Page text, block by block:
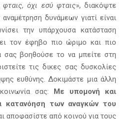
όχι εσύ φταις», διακόψτε
δυνάμεων γιατί είναι
την υπάρχουσα κατάσταση
τον έφηβο πιο ώριμο και πιο
σας βοηθούσε το να μπείτε στη
τις δικες σας δυσκολίες
ευθύνης. Δοκιμάστε μια άλλη
σας: Με υπομονή και
κατανόηση των αναγκών του
αποφασίστε από κοινού για τους